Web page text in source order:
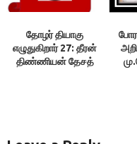
தோழர் தியாகு
எழுதுகிறார் 27: தீரன்
திண்ணியன் தேசத்